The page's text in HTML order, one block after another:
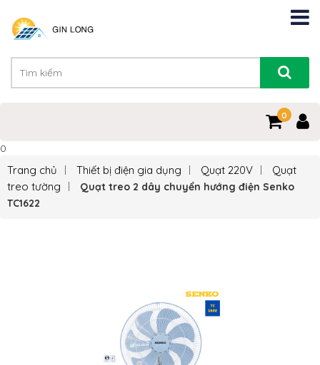
0
0
Trang chủ Thiết bị điện gia dụng Quạt 220V
Quạt
treo tường
Quạt treo 2 dây chuyển hướng điện Senko
TC1622